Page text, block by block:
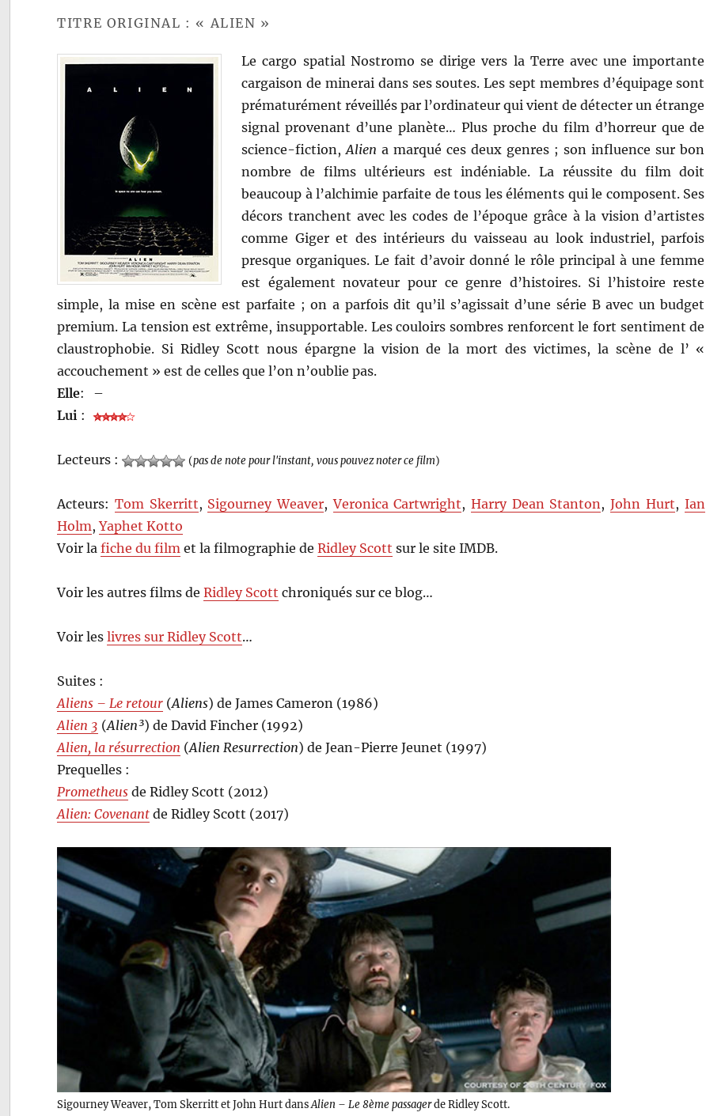
TITRE ORIGINAL : « ALIEN »
Le cargo spatial Nostromo se dirige vers la Terre avec une importante
cargaison de minerai dans ses soutes. Les sept membres d’équipage sont
prématurément réveillés par l’ordinateur qui vient de détecter un étrange
signal provenant d’une planète… Plus proche du film d’horreur que de
science-fiction,Alien a marqué ces deux genres ; son influence sur bon
nombre de films ultérieurs est indéniable. La réussite du film doit
beaucoup à l’alchimie parfaite de tous les éléments qui le composent. Ses
décors tranchent avec les codes de l’époque grâce à la vision d’artistes
comme Giger et des intérieurs du vaisseau au look industriel, parfois
presque organiques. Le fait d’avoir donné le rôle principal à une femme
est également novateur pour ce genre d’histoires. Si l’histoire reste
simple, la mise en scène est parfaite ; on a parfois dit qu’il s’agissait d’une série B avec un budget
premium. La tension est extrême, insupportable. Les couloirs sombres renforcent le fort sentiment de
claustrophobie. Si Ridley Scott nous épargne la vision de la mort des victimes, la scène de l’ «
accouchement » est de celles que l’on n’oublie pas.
Elle:
–
Lui :
Lecteurs : (pas de note pour l'instant, vous pouvez noter ce film)
Acteurs: Tom Skerritt, Sigourney Weaver,Veronica Cartwright,Harry Dean Stanton,John Hurt, Ian
Holm,Yaphet Kotto
Voir lafiche du film et la filmographie deRidley Scott sur le site IMDB.
Voir les autres films deRidley Scott chroniqués sur ce blog…
Voir leslivres sur Ridley Scott…
Suites :
Aliens – Le retour (Aliens) de James Cameron (1986)
Alien 3 (Alien³) de David Fincher (1992)
Alien, la résurrection (Alien Resurrection) de Jean-Pierre Jeunet (1997)
Prequelles :
Prometheus de Ridley Scott (2012)
Alien: Covenant de Ridley Scott (2017)
Sigourney Weaver, Tom Skerritt et John Hurt dansAlien – Le 8ème passagerde Ridley Scott.